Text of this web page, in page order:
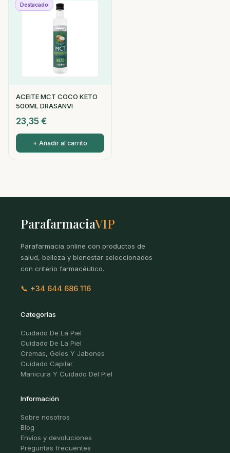
Destacado
ACEITE MCT COCO KETO
500ML DRASANVI
23,35 €
+ Añadir al carrito
ParafarmaciaVIP
Parafarmacia online con productos de
salud, belleza y bienestar seleccionados
con criterio farmacéutico.
📞 +34 644 686 116
Categorías
Cuidado De La Piel
Cuidado De La Piel
Cremas, Geles Y Jabones
Cuidado Capilar
Manicura Y Cuidado Del Piel
Información
Sobre nosotros
Blog
Envíos y devoluciones
Preguntas frecuentes